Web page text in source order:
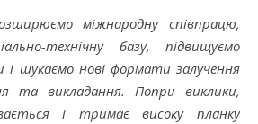
міжнародну співпрацю,
технічну базу, підвищуємо
і шукаємо нові формати залучення
та викладання. Попри виклики,
і тримає високу планку